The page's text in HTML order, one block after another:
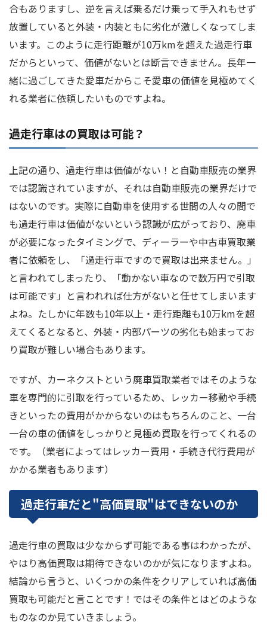
合もありますし、逆を言えば乗るだけ乗って手入れもせず
放置していると外装・内装ともに劣化が激しくなってしま
います。このように走行距離が10万kmを超えた過走行車
だからといって、価値がないとは断言できません。長年一
緒に過ごしてきた愛車だからこそ愛車の価値を見極めてく
れる業者に依頼したいものですよね。
過走行車はの買取は可能？
上記の通り、過走行車は価値がない！と自動車販売の業界
では認識されていますが、それは自動車販売の業界だけで
はないのです。実際に自動車を使用する世間の人々の間で
も過走行車は価値がないという認識が広がっており、廃車
が必要になったタイミングで、ディーラーや中古車買取業
者に依頼をし、「過走行車ですので買取は出来ません。」
と言われてしまったり、「動かない車なので数万円で引取
は可能です」と言われれば仕方がないと任せてしまいます
よね。たしかに年数も10年以上・走行距離も10万kmを超
えてくるとなると、外装・内部パーツの劣化も始まってお
り買取が難しい場合もあります。
ですが、カーネクストという廃車買取業者ではそのような
車を専門的に引取を行っているため、レッカー移動や手続
きといったの費用がかからないのはもちろんのこと、一台
一台の車の価値をしっかりと見極め買取を行ってくれるの
です。（業者によってはレッカー費用・手続き代行費用が
かかる業者もあります）
過走行車だと"高価買取"はできないのか
過走行車の買取は少なからず可能である事はわかったが、
やはり高価買取は期待できないのかが気になりますよね。
結論から言うと、いくつかの条件をクリアしていれば高価
買取も可能だと言ことです！ではその条件とはどのような
ものなのか見ていきましょう。